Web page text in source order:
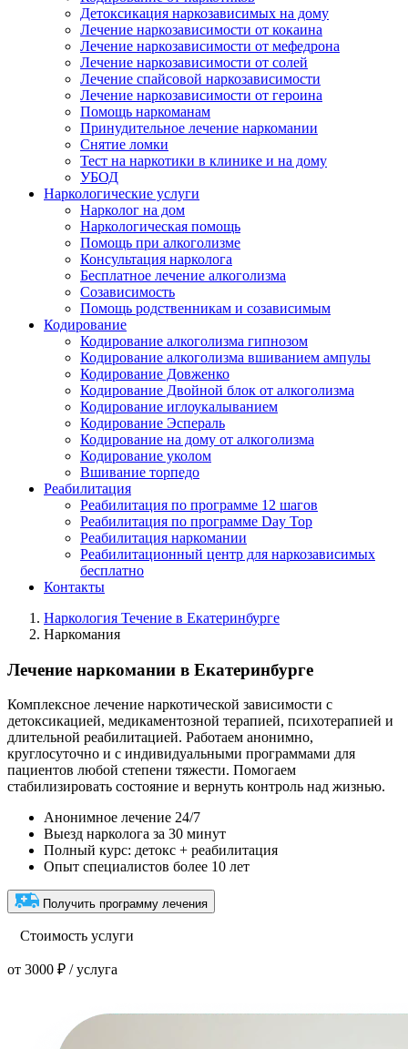
Детоксикация наркозависимых на дому
Лечение наркозависимости от кокаина
Лечение наркозависимости от мефедрона
Лечение наркозависимости от солей
Лечение спайсовой наркозависимости
Лечение наркозависимости от героина
Помощь наркоманам
Принудительное лечение наркомании
Снятие ломки
Тест на наркотики в клинике и на дому
УБОД
Наркологические услуги
Нарколог на дом
Наркологическая помощь
Помощь при алкоголизме
Консультация нарколога
Бесплатное лечение алкоголизма
Созависимость
Помощь родственникам и созависимым
Кодирование
Кодирование алкоголизма гипнозом
Кодирование алкоголизма вшиванием ампулы
Кодирование Довженко
Кодирование Двойной блок от алкоголизма
Кодирование иглоукалыванием
Кодирование Эспераль
Кодирование на дому от алкоголизма
Кодирование уколом
Вшивание торпедо
Реабилитация
Реабилитация по программе 12 шагов
Реабилитация по программе Day Top
Реабилитация наркомании
Реабилитационный центр для наркозависимых
бесплатно
Контакты
Наркология Течение в Екатеринбурге
Наркомания
Лечение наркомании в Екатеринбурге
Комплексное лечение наркотической зависимости с
детоксикацией, медикаментозной терапией, психотерапией и
длительной реабилитацией. Работаем анонимно,
круглосуточно и с индивидуальными программами для
пациентов любой степени тяжести. Помогаем
стабилизировать состояние и вернуть контроль над жизнью.
Анонимное лечение 24/7
Выезд нарколога за 30 минут
Полный курс: детокс + реабилитация
Опыт специалистов более 10 лет
Получить программу лечения
Стоимость услуги
от 3000 ₽ / услуга